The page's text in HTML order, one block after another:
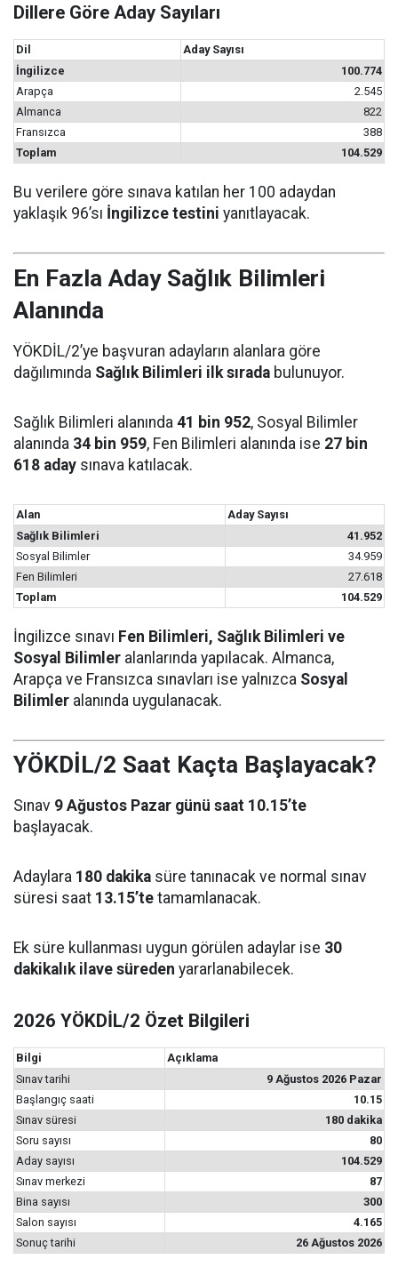
Dillere Göre Aday Sayıları
Dil
Aday Sayısı
İngilizce
100.774
Arapça
2.545
Almanca
822
Fransızca
388
Toplam
104.529
Bu verilere göre sınava katılan her 100 adaydan
yaklaşık 96’sı İngilizce testini yanıtlayacak.
En Fazla Aday Sağlık Bilimleri
Alanında
YÖKDİL/2’ye başvuran adayların alanlara göre
dağılımında Sağlık Bilimleri ilk sırada bulunuyor.
Sağlık Bilimleri alanında 41 bin 952, Sosyal Bilimler
alanında 34 bin 959, Fen Bilimleri alanında ise 27 bin
618 aday sınava katılacak.
Alan
Aday Sayısı
Sağlık Bilimleri
41.952
Sosyal Bilimler
34.959
Fen Bilimleri
27.618
Toplam
104.529
İngilizce sınavı Fen Bilimleri, Sağlık Bilimleri ve
Sosyal Bilimler alanlarında yapılacak. Almanca,
Arapça ve Fransızca sınavları ise yalnızca Sosyal
Bilimler alanında uygulanacak.
YÖKDİL/2 Saat Kaçta Başlayacak?
Sınav 9 Ağustos Pazar günü saat 10.15’te
başlayacak.
Adaylara 180 dakika süre tanınacak ve normal sınav
süresi saat 13.15’te tamamlanacak.
Ek süre kullanması uygun görülen adaylar ise 30
dakikalık ilave süreden yararlanabilecek.
2026 YÖKDİL/2 Özet Bilgileri
Bilgi
Açıklama
Sınav tarihi
9 Ağustos 2026 Pazar
Başlangıç saati
10.15
Sınav süresi
180 dakika
Soru sayısı
80
Aday sayısı
104.529
Sınav merkezi
87
Bina sayısı
300
Salon sayısı
4.165
Sonuç tarihi
26 Ağustos 2026